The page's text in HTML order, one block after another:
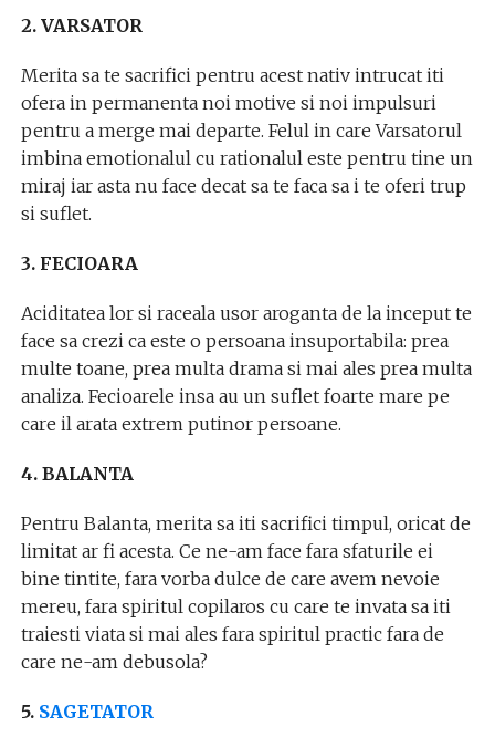
2. VARSATOR
Merita sa te sacrifici pentru acest nativ intrucat iti
ofera in permanenta noi motive si noi impulsuri
pentru a merge mai departe. Felul in care Varsatorul
imbina emotionalul cu rationalul este pentru tine un
miraj iar asta nu face decat sa te faca sa i te oferi trup
si suflet.
3. FECIOARA
Aciditatea lor si raceala usor aroganta de la inceput te
face sa crezi ca este o persoana insuportabila: prea
multe toane, prea multa drama si mai ales prea multa
analiza. Fecioarele insa au un suflet foarte mare pe
care il arata extrem putinor persoane.
4. BALANTA
Pentru Balanta, merita sa iti sacrifici timpul, oricat de
limitat ar fi acesta. Ce ne-am face fara sfaturile ei
bine tintite, fara vorba dulce de care avem nevoie
mereu, fara spiritul copilaros cu care te invata sa iti
traiesti viata si mai ales fara spiritul practic fara de
care ne-am debusola?
5. SAGETATOR